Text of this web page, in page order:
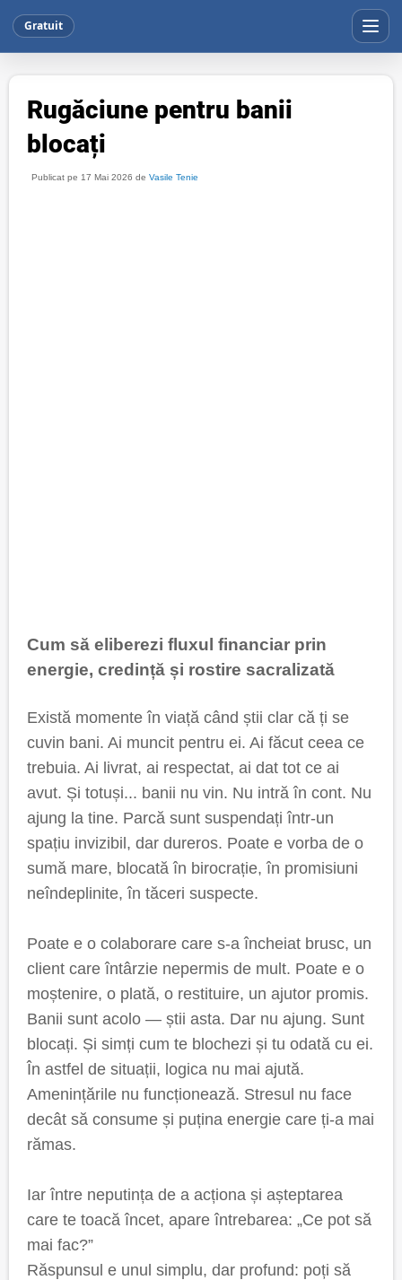
Gratuit
Rugăciune pentru banii
blocați
Publicat pe 17 Mai 2026 de Vasile Tenie
Cum să eliberezi fluxul financiar prin
energie, credință și rostire sacralizată
Există momente în viață când știi clar că ți se
cuvin bani. Ai muncit pentru ei. Ai făcut ceea ce
trebuia. Ai livrat, ai respectat, ai dat tot ce ai
avut. Și totuși... banii nu vin. Nu intră în cont. Nu
ajung la tine. Parcă sunt suspendați într-un
spațiu invizibil, dar dureros. Poate e vorba de o
sumă mare, blocată în birocrație, în promisiuni
neîndeplinite, în tăceri suspecte.
Poate e o colaborare care s-a încheiat brusc, un
client care întârzie nepermis de mult. Poate e o
moștenire, o plată, o restituire, un ajutor promis.
Banii sunt acolo — știi asta. Dar nu ajung. Sunt
blocați. Și simți cum te blochezi și tu odată cu ei.
În astfel de situații, logica nu mai ajută.
Amenințările nu funcționează. Stresul nu face
decât să consume și puțina energie care ți-a mai
rămas.
Iar între neputința de a acționa și așteptarea
care te toacă încet, apare întrebarea: „Ce pot să
mai fac?”
Răspunsul e unul simplu, dar profund: poți să